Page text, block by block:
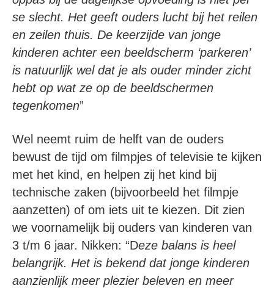
se slecht. Het geeft ouders lucht bij het reilen
en zeilen thuis. De keerzijde van jonge
kinderen achter een beeldscherm ‘parkeren’
is natuurlijk wel dat je als ouder minder zicht
hebt op wat ze op de beeldschermen
tegenkomen”
Wel neemt ruim de helft van de ouders
bewust de tijd om filmpjes of televisie te kijken
met het kind, en helpen zij het kind bij
technische zaken (bijvoorbeeld het filmpje
aanzetten) of om iets uit te kiezen. Dit zien
we voornamelijk bij ouders van kinderen van
3 t/m 6 jaar. Nikken: “Deze balans is heel
belangrijk. Het is bekend dat jonge kinderen
aanzienlijk meer plezier beleven en meer